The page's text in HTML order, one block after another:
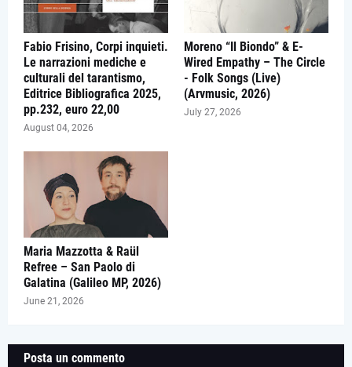
Fabio Frisino, Corpi inquieti.
Le narrazioni mediche e
culturali del tarantismo,
Editrice Bibliografica 2025,
pp.232, euro 22,00
August 04, 2026
Moreno “Il Biondo” & E-
Wired Empathy – The Circle
- Folk Songs (Live)
(Arvmusic, 2026)
July 27, 2026
Maria Mazzotta & Raül
Refree – San Paolo di
Galatina (Galileo MP, 2026)
June 21, 2026
Posta un commento